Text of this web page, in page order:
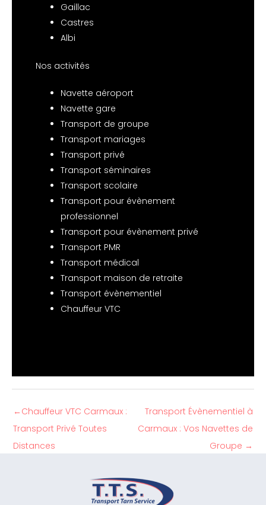
Gaillac
Castres
Albi
Nos activités
Navette aéroport
Navette gare
Transport de groupe
Transport mariages
Transport privé
Transport séminaires
Transport scolaire
Transport pour évènement
professionnel
Transport pour évènement privé
Transport PMR
Transport médical
Transport maison de retraite
Transport évènementiel
Chauffeur VTC
← Chauffeur VTC Carmaux :
Transport Privé Toutes
Distances
Transport Évènementiel à
Carmaux : Vos Navettes de
Groupe →